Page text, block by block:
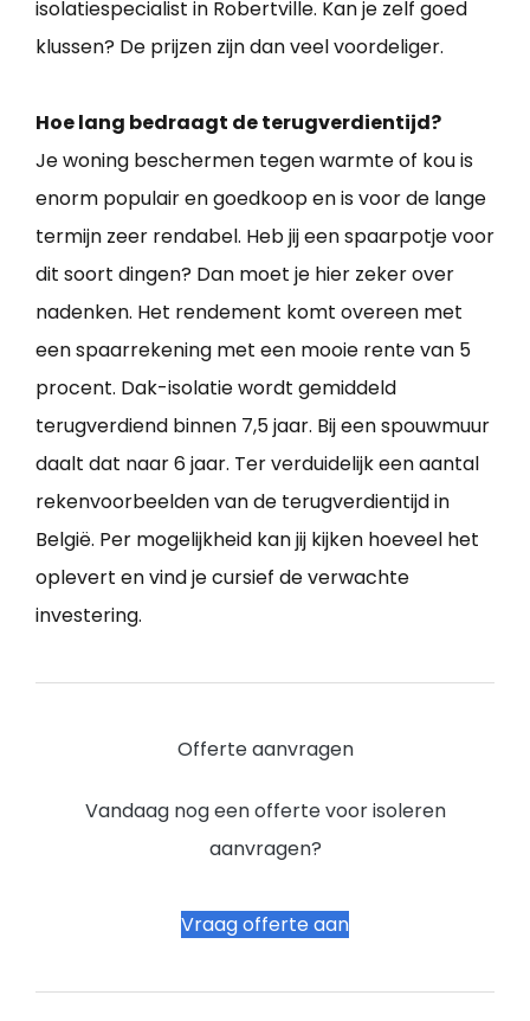
isolatiespecialist in Robertville. Kan je zelf goed
klussen? De prijzen zijn dan veel voordeliger.
Hoe lang bedraagt de terugverdientijd?
Je woning beschermen tegen warmte of kou is
enorm populair en goedkoop en is voor de lange
termijn zeer rendabel. Heb jij een spaarpotje voor
dit soort dingen? Dan moet je hier zeker over
nadenken. Het rendement komt overeen met
een spaarrekening met een mooie rente van 5
procent. Dak-isolatie wordt gemiddeld
terugverdiend binnen 7,5 jaar. Bij een spouwmuur
daalt dat naar 6 jaar. Ter verduidelijk een aantal
rekenvoorbeelden van de terugverdientijd in
België. Per mogelijkheid kan jij kijken hoeveel het
oplevert en vind je cursief de verwachte
investering.
Offerte aanvragen
Vandaag nog een offerte voor isoleren
aanvragen?
Vraag offerte aan